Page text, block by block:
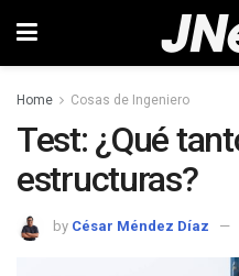
Home Cosas de Ingeniero
Test: ¿Qué
estructuras?
by César Méndez Díaz